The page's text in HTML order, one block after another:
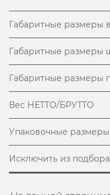
Габаритные размеры
Габаритные размеры
Габаритные размеры
Вес НЕТТО/БРУТТО
Упаковочные размеры
Исключить из подбора